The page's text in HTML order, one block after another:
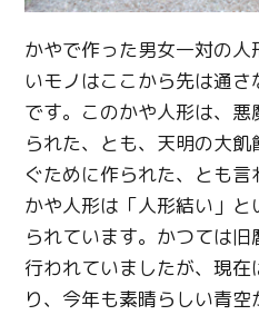
かやで作った男女一対の
いモノはここから先は通
です。このかや人形は、
られた、とも、天明の大
ぐために作られた、とも言
かや人形は「人形結い」
られています。かつては
行われていましたが、現
り、今年も素晴らしい青